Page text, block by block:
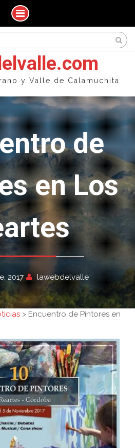
for:
y Valle de Calamuchita
en Los
2017 lawebdelvalle
> Encuentro de Pintores en